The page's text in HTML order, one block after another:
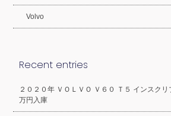
Volvo
Recent entries
２０２０年 ＶＯＬＶＯ Ｖ６０ Ｔ５ インスク
万円入庫